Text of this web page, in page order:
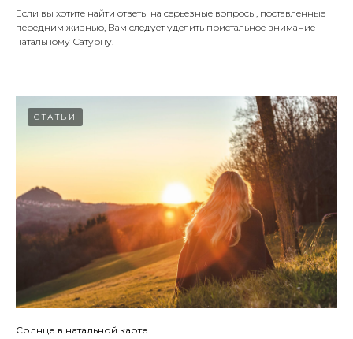
Если вы хотите найти ответы на серьезные вопросы, поставленные
передним жизнью, Вам следует уделить пристальное внимание
натальному Сатурну.
СТАТЬИ
Солнце в натальной карте